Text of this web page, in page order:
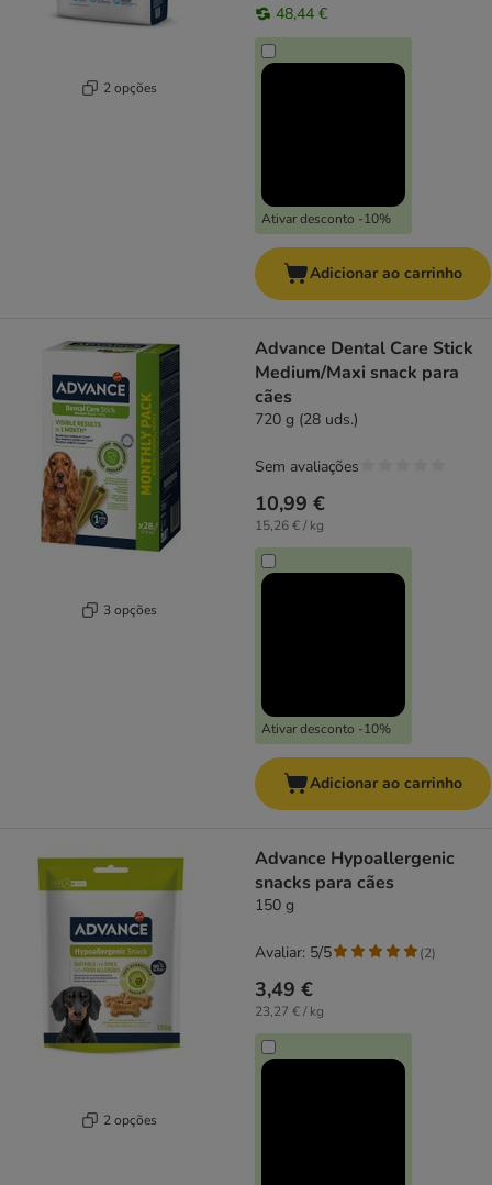
2 opções
48,44 €
Ativar desconto -10%
Adicionar ao carrinho
3 opções
Advance Dental Care Stick
Medium/Maxi snack para
cães
720 g (28 uds.)
10,99 €
15,26 € / kg
Ativar desconto -10%
Sem avaliações
Adicionar ao carrinho
2 opções
Advance Hypoallergenic
snacks para cães
150 g
3,49 €
23,27 € / kg
Avaliar: 5/5 (2)